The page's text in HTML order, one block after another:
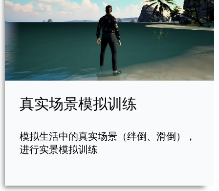
真实场景模拟训练
模拟生活中的真实场景（绊倒、滑倒），
进行实景模拟训练